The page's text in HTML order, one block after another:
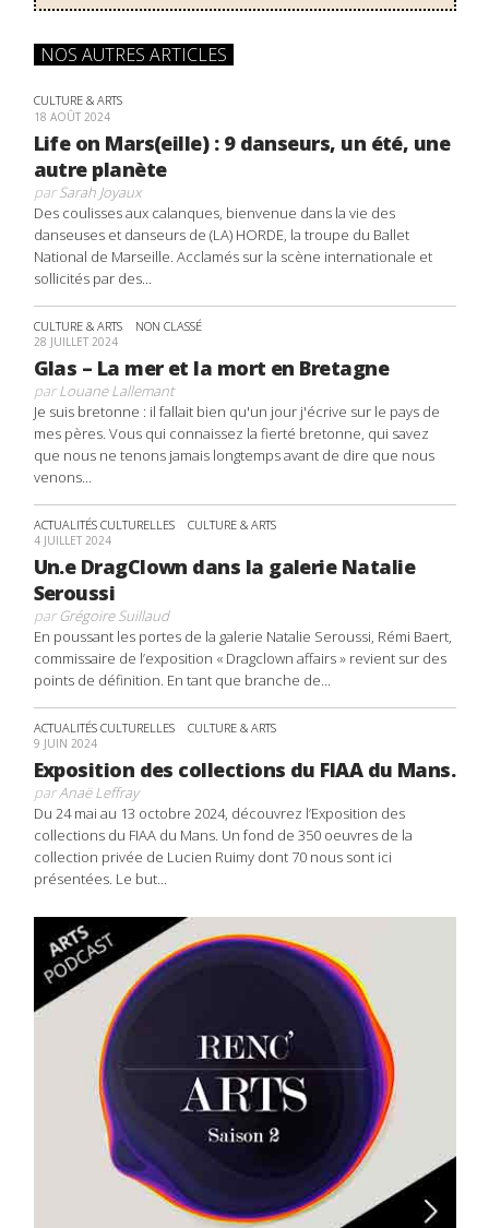
NOS AUTRES ARTICLES
CULTURE & ARTS
18 AOÛT 2024
Life on Mars(eille) : 9 danseurs, un été, une
autre planète
parSarah Joyaux
Des coulisses aux calanques, bienvenue dans la vie des
danseuses et danseurs de (LA) HORDE, la troupe du Ballet
National de Marseille. Acclamés sur la scène internationale et
sollicités par des...
CULTURE & ARTS NON CLASSÉ
28 JUILLET 2024
Glas – La mer et la mort en Bretagne
parLouane Lallemant
Je suis bretonne : il fallait bien qu'un jour j'écrive sur le pays de
mes pères. Vous qui connaissez la fierté bretonne, qui savez
que nous ne tenons jamais longtemps avant de dire que nous
venons...
ACTUALITÉS CULTURELLES CULTURE & ARTS
4 JUILLET 2024
Un.e DragClown dans la galerie Natalie
Seroussi
parGrégoire Suillaud
En poussant les portes de la galerie Natalie Seroussi, Rémi Baert,
commissaire de l’exposition « Dragclown affairs » revient sur des
points de définition. En tant que branche de...
ACTUALITÉS CULTURELLES CULTURE & ARTS
9 JUIN 2024
Exposition des collections du FIAA du Mans.
parAnaë Leffray
Du 24 mai au 13 octobre 2024, découvrez l’Exposition des
collections du FIAA du Mans. Un fond de 350 oeuvres de la
collection privée de Lucien Ruimy dont 70 nous sont ici
présentées. Le but...